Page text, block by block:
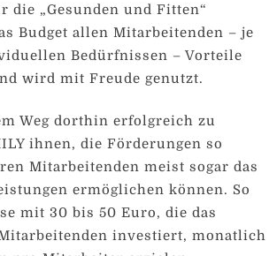
die „Gesunden und Fitten“
Budget allen Mitarbeitenden – je
Bedürfnissen – Vorteile
wird mit Freude genutzt.
Weg dorthin erfolgreich zu
ihnen, die Förderungen so
Mitarbeitenden meist sogar das
ermöglichen können. So
mit 30 bis 50 Euro, die das
investiert, monatlich